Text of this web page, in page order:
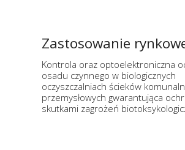
Zastosowanie
Kontrola oraz optoelektroniczna
osadu czynnego w biologicznych
oczyszczalniach ścieków
przemysłowych gwarantująca
skutkami zagrożeń